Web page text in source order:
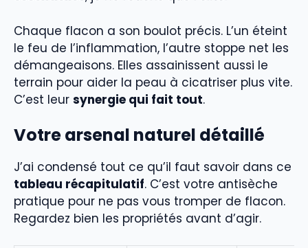
Chaque flacon a son boulot précis. L’un éteint
le feu de l’inflammation, l’autre stoppe net les
démangeaisons. Elles assainissent aussi le
terrain pour aider la peau à cicatriser plus vite.
C’est leur synergie qui fait tout.
Votre arsenal naturel détaillé
J’ai condensé tout ce qu’il faut savoir dans ce
tableau récapitulatif. C’est votre antisèche
pratique pour ne pas vous tromper de flacon.
Regardez bien les propriétés avant d’agir.